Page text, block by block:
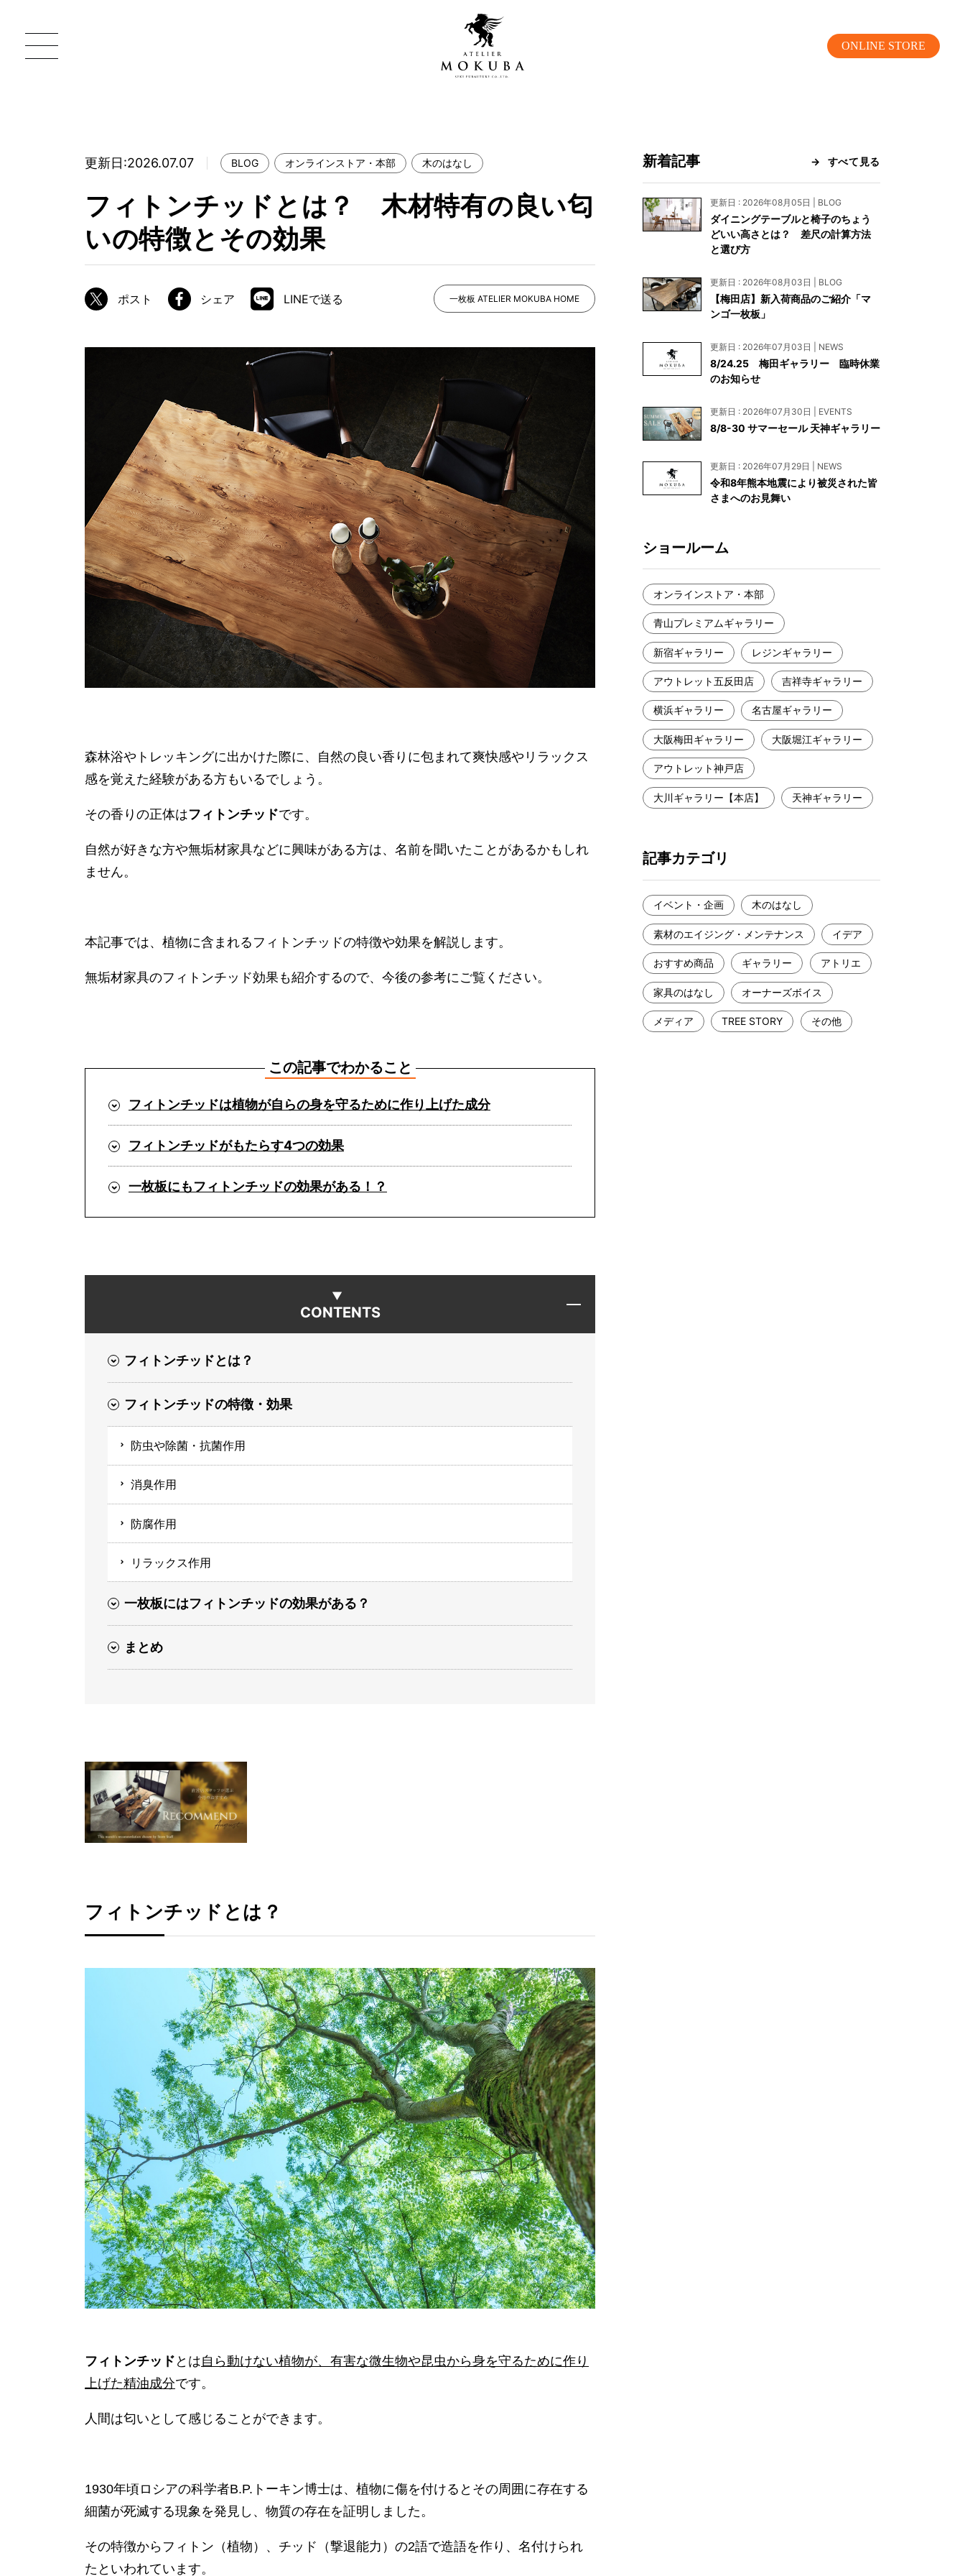
ONLINE STORE
MOKUBA について
ブランドコンセプト
職人の技能・技巧
ATELIER MOKUBAの一枚板×異素材
特別なダイニングチェア
一枚板用のテーブル脚
コーディネート集
メンテナンス方法
青山プレミアムギャラリー
新宿ギャラリー
レジンギャラリー
横浜ギャラリー
大阪梅田ギャラリー
天神ギャラリー
公式オンラインストア
WEBカタログ
新入荷情報
納品事例
納品事例（住宅・インテリア）
納品事例（店舗・オフィス）
INFORMATION
EVENT
BLOG
メディア美術協力実績
よくあるご質問
お問い合わせ
資料請求
工務店様・設計会社様向けお問い合わせ
一枚板買い取りに関して
更新日:2026.07.07 BLOG オンラインストア・本部 木のはなし
フィトンチッドとは？ 木材特有の良い匂
いの特徴とその効果
ポスト シェア LINEで送る 一枚板 ATELIER MOKUBA HOME
森林浴やトレッキングに出かけた際に、自然の良い香りに包まれて爽快感やリラックス
感を覚えた経験がある方もいるでしょう。
その香りの正体はフィトンチッドです。
自然が好きな方や無垢材家具などに興味がある方は、名前を聞いたことがあるかもしれ
ません。
本記事では、植物に含まれるフィトンチッドの特徴や効果を解説します。
無垢材家具のフィトンチッド効果も紹介するので、今後の参考にご覧ください。
この記事でわかること
フィトンチッドは植物が自らの身を守るために作り上げた成分
フィトンチッドがもたらす4つの効果
一枚板にもフィトンチッドの効果がある！？
CONTENTS
フィトンチッドとは？
フィトンチッドの特徴・効果
防虫や除菌・抗菌作用
消臭作用
防腐作用
リラックス作用
一枚板にはフィトンチッドの効果がある？
まとめ
フィトンチッドとは？
フィトンチッド とは自ら動けない植物が、有害な微生物や昆虫から身を守るために作り
上げた精油成分です。
人間は匂いとして感じることができます。
1930年頃ロシアの科学者B.P.トーキン博士は、植物に傷を付けるとその周囲に存在する
細菌が死滅する現象を発見し、物質の存在を証明しました。
その特徴からフィトン（植物）、チッド（撃退能力）の2語で造語を作り、名付けられ
たといわれています。
新着記事 すべて見る
更新日 : 2026年08月05日 | BLOG
ダイニングテーブルと椅子のちょう
どいい高さとは？ 差尺の計算方法
と選び方
更新日 : 2026年08月03日 | BLOG
【梅田店】新入荷商品のご紹介「マ
ンゴ一枚板」
更新日 : 2026年07月03日 | NEWS
8/24.25 梅田ギャラリー 臨時休業
のお知らせ
更新日 : 2026年07月30日 | EVENTS
8/8-30 サマーセール 天神ギャラリー
更新日 : 2026年07月29日 | NEWS
令和8年熊本地震により被災された皆
さまへのお見舞い
ショールーム
オンラインストア・本部
青山プレミアムギャラリー
新宿ギャラリー レジンギャラリー
アウトレット五反田店 吉祥寺ギャラリー
横浜ギャラリー 名古屋ギャラリー
大阪梅田ギャラリー 大阪堀江ギャラリー
アウトレット神戸店
大川ギャラリー【本店】 天神ギャラリー
記事カテゴリ
イベント・企画 木のはなし
素材のエイジング・メンテナンス イデア
おすすめ商品 ギャラリー アトリエ
家具のはなし オーナーズボイス
メディア TREE STORY その他